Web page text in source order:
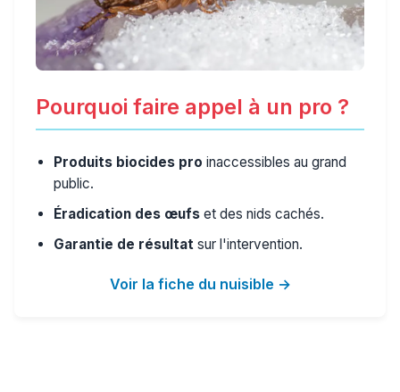
Pourquoi faire appel à un pro ?
Produits biocides pro inaccessibles au grand
public.
Éradication des œufs et des nids cachés.
Garantie de résultat sur l'intervention.
Voir la fiche du nuisible →